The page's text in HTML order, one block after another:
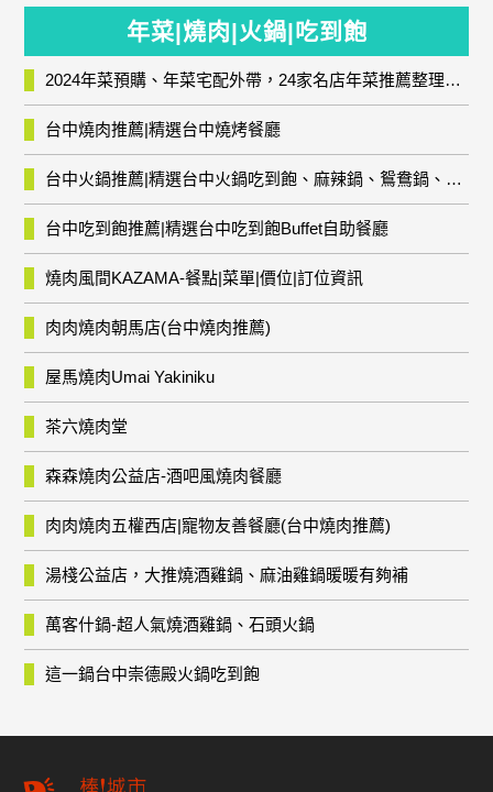
年菜|燒肉|火鍋|吃到飽
2024年菜預購、年菜宅配外帶，24家名店年菜推薦整理，圍爐輕鬆上菜團圓趣
台中燒肉推薦|精選台中燒烤餐廳
台中火鍋推薦|精選台中火鍋吃到飽、麻辣鍋、鴛鴦鍋、石頭火鍋、酸菜白肉鍋、海鮮鍋、燒酒雞、麻油雞、壽喜燒等熱門人氣火鍋店!
台中吃到飽推薦|精選台中吃到飽Buffet自助餐廳
燒肉風間KAZAMA-餐點|菜單|價位|訂位資訊
肉肉燒肉朝馬店(台中燒肉推薦)
屋馬燒肉Umai Yakiniku
茶六燒肉堂
森森燒肉公益店-酒吧風燒肉餐廳
肉肉燒肉五權西店|寵物友善餐廳(台中燒肉推薦)
湯棧公益店，大推燒酒雞鍋、麻油雞鍋暖暖有夠補
萬客什鍋-超人氣燒酒雞鍋、石頭火鍋
這一鍋台中崇德殿火鍋吃到飽